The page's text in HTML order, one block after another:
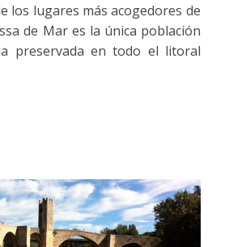
los lugares más acogedores de
de Mar es la única población
preservada en todo el litoral